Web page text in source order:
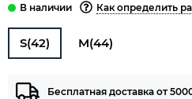
Как определить
S(42) M(44)
Бесплатная доставка от